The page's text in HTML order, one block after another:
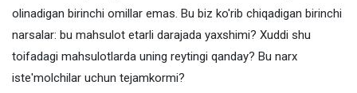
olinadigan birinchi omillar emas. Bu biz ko'rib chiqadigan birinchi
narsalar: bu mahsulot etarli darajada yaxshimi? Xuddi shu
toifadagi mahsulotlarda uning reytingi qanday? Bu narx
iste'molchilar uchun tejamkormi?